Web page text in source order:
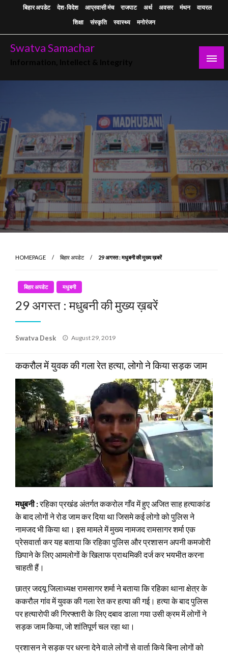
बिहार अपडेट देश-विदेश आप्रवासी मंच राजपाट अर्थ अवसर मंथन
वायरल
शिक्षा
संस्कृति स्वास्थ्य मनोरंजन
Swatva Samachar
HOMEPAGE बिहार अपडेट 29 अगस्त : मधुबनी की मुख्य ख़बरें
बिहार अपडेट मधुबनी
29 अगस्त : मधुबनी की मुख्य ख़बरें
Swatva Desk
Posted
August 29, 2019
ककरौल में युवक की गला रेत हत्या, लोगो ने किया सड़क जाम
मधुबनी :रहिका प्रखंड अंतर्गत ककरोल गाँव में हुए अजित साह हत्याकांड
के बाद लोगों ने रोड जाम कर दिया था जिसमे कई लोगो को पुलिस ने
नामजद भी किया था। इस मामले में मुख्य नामजद रामसागर शर्मा एक
प्रेसवार्ता कर यह बताया कि रहिका पुलिस और प्रशासन अपनी कमजोरी
छिपाने के लिए आमलोगों के खिलाफ प्राथमिकी दर्ज कर भयभीत करना
चाहती हैं।
छात्र जदयू जिलाध्यक्ष रामसागर शर्मा ने बताया कि रहिका थाना क्षेत्र के
ककरौल गांव में युवक की गला रेत कर हत्या की गई। हत्या के बाद पुलिस
पर हत्यारोपी की गिरफ्तारी के लिए दबाव डाला गया उसी क्रम में लोगों ने
सड़क जाम किया, जो शांतिपूर्ण चल रहा था।
प्रशासन ने सड़क पर धरना देने वाले लोगों से वार्ता किये बिना लोगों को